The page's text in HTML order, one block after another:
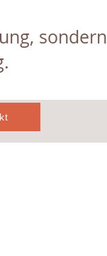
sondern